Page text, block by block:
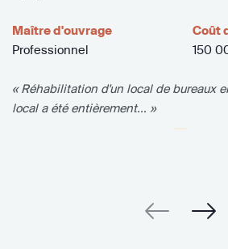
Maître d'ouvrage
Professionnel
Coût
150
« Réhabilitation d'un local de bureaux
local a été entièrement... »